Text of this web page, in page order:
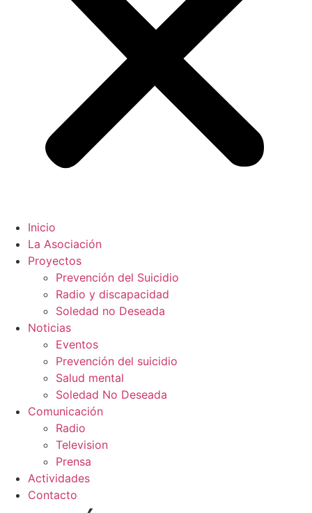
Inicio
La Asociación
Proyectos
Prevención del Suicidio
Radio y discapacidad
Soledad no Deseada
Noticias
Eventos
Prevención del suicidio
Salud mental
Soledad No Deseada
Comunicación
Radio
Television
Prensa
Actividades
Contacto